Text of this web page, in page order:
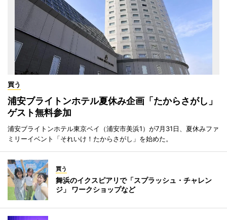
買う
浦安ブライトンホテル夏休み企画「たからさがし」
ゲスト無料参加
浦安ブライトンホテル東京ベイ（浦安市美浜1）が7月31日、夏休みファ
ミリーイベント「それいけ！たからさがし」を始めた。
買う
舞浜のイクスピアリで「スプラッシュ・チャレン
ジ」 ワークショップなど